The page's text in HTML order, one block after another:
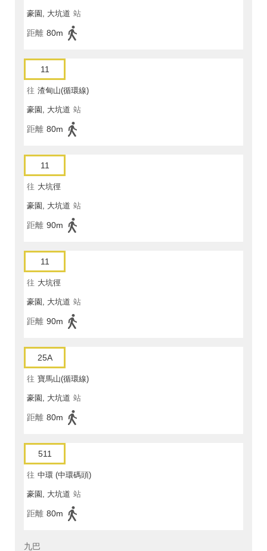
豪園, 大坑道 站
距離 80m
11
往 渣甸山(循環線)
豪園, 大坑道 站
距離 80m
11
往 大坑徑
豪園, 大坑道 站
距離 90m
11
往 大坑徑
豪園, 大坑道 站
距離 90m
25A
往 寶馬山(循環線)
豪園, 大坑道 站
距離 80m
511
往 中環 (中環碼頭)
豪園, 大坑道 站
距離 80m
九巴